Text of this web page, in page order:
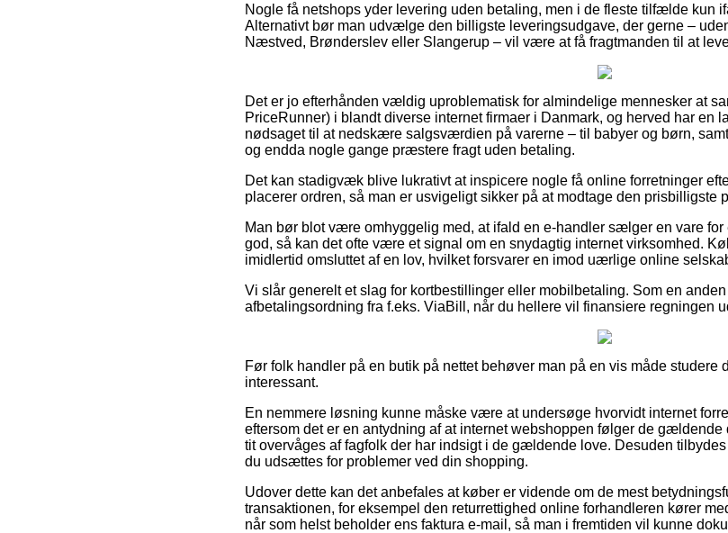
Nogle få netshops yder levering uden betaling, men i de fleste tilfælde kun
Alternativt bør man udvælge den billigste leveringsudgave, der gerne –
Næstved, Brønderslev eller Slangerup – vil være at få fragtmanden til at
Det er jo efterhånden vældig uproblematisk for almindelige mennesker at
PriceRunner) i blandt diverse internet firmaer i Danmark, og herved har en
nødsaget til at nedskære salgsværdien på varerne – til babyer og børn,
og endda nogle gange præstere fragt uden betaling.
Det kan stadigvæk blive lukrativt at inspicere nogle få online forretninger
placerer ordren, så man er usvigeligt sikker på at modtage den prisbilligste
Man bør blot være omhyggelig med, at ifald en e-handler sælger en vare
god, så kan det ofte være et signal om en snydagtig internet virksomhed.
imidlertid omsluttet af en lov, hvilket forsvarer en imod uærlige online
Vi slår generelt et slag for kortbestillinger eller mobilbetaling. Som en
afbetalingsordning fra f.eks. ViaBill, når du hellere vil finansiere regningen
Før folk handler på en butik på nettet behøver man på en vis måde studere
interessant.
En nemmere løsning kunne måske være at undersøge hvorvidt internet
eftersom det er en antydning af at internet webshoppen følger de gældende
tit overvåges af fagfolk der har indsigt i de gældende love. Desuden
du udsættes for problemer ved din shopping.
Udover dette kan det anbefales at køber er vidende om de mest
transaktionen, for eksempel den returrettighed online forhandleren kører
når som helst beholder ens faktura e-mail, så man i fremtiden vil kunne